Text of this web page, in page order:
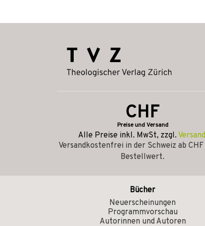
CHF
Preise und Versand
Alle Preise inkl. MwSt, zzgl. Versand
Versandkostenfrei in der Schweiz ab
Bestellwert.
Bücher
Neuerscheinungen
Programmvorschau
Autorinnen und Autoren